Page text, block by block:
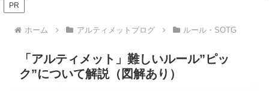
PR
ホーム アルティメットブログ ルール・SOTG
「アルティメット」難しいルール”ピッ
ク”について解説（図解あり）